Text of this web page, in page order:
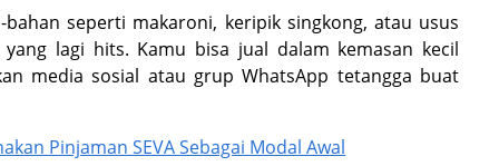
seperti makaroni, keripik singkong, atau usus
lagi hits. Kamu bisa jual dalam kemasan kecil
media sosial atau grup WhatsApp tetangga buat
Pinjaman SEVA Sebagai Modal Awal